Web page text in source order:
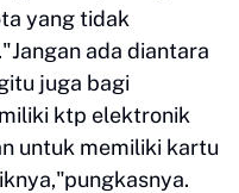
yang tidak
ada diantara
juga bagi
ktp elektronik
untuk memiliki kartu